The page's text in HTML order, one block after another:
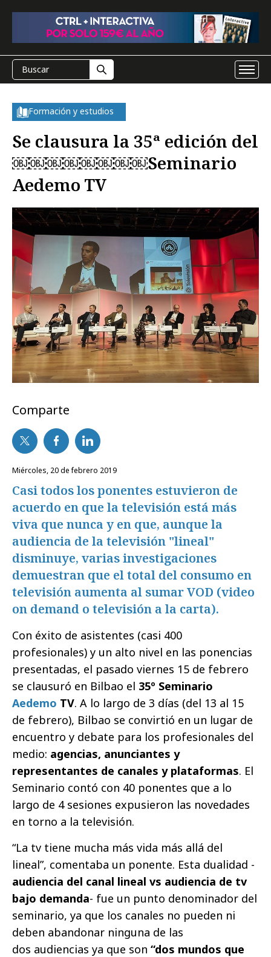
Formación y estudios
Se clausura la 35ª edición del
￼￼￼￼￼￼￼￼Seminario
Aedemo TV
Comparte
miércoles, 20 de febrero 2019
Casi todos los ponentes estuvieron de
acuerdo en que la televisión está más
viva que nunca y en que, aunque la
audiencia de la televisión "lineal"
disminuye, varias investigaciones
demuestran que el total del consumo en
televisión aumenta al sumar VOD (video
on demand o televisión a la carta).
Con éxito de asistentes (casi 400
profesionales) y un alto nivel en las ponencias
presentadas, el pasado viernes 15 de febrero
se clausuró en Bilbao el 35º Seminario
Aedemo TV. A lo largo de 3 días (del 13 al 15
de febrero), Bilbao se convirtió en un lugar de
encuentro y debate para los profesionales del
medio: agencias, anunciantes y
representantes de canales y plataformas. El
Seminario contó con 40 ponentes que a lo
largo de 4 sesiones expusieron las novedades
en torno a la televisión.
“La tv tiene mucha más vida más allá del
lineal”, comentaba un ponente. Esta dualidad -
audiencia del canal lineal vs audiencia de tv
bajo demanda- fue un punto denominador del
seminario, ya que los canales no pueden ni
deben abandonar ninguna de las
dos audiencias ya que son “dos mundos que